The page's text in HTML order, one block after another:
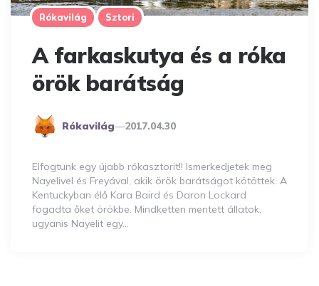
Rókavilág Sztori
A farkaskutya és a róka
örök barátság
Posted
Rókavilág 2017.04.30
Elfogtunk egy újabb rókasztorit!! Ismerkedjetek meg
Nayelivel és Freyával, akik örök barátságot kötöttek. A
Kentuckyban élő Kara Baird és Daron Lockard
fogadta őket örökbe. Mindketten mentett állatok,
ugyanis Nayelit egy…